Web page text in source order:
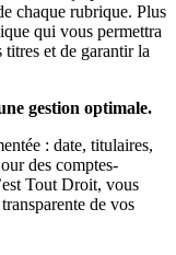
chaque rubrique. Plus
qui vous permettra
et de garantir la
gestion optimale.
: date, titulaires,
des comptes-
Tout Droit, vous
de vos